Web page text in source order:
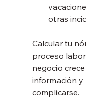
otras
Calcular tu
proceso
negocio
información y
complicarse.